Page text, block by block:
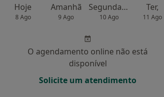
Hoje
8 Ago
Amanhã
9 Ago
Segunda-feira
10 Ago
Ter,
11 Ago
O agendamento online não está
disponível
Solicite um atendimento